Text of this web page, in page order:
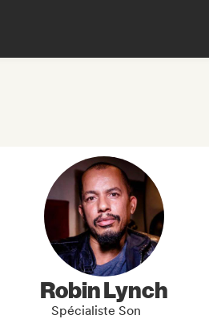
Robin Lynch
Spécialiste Son